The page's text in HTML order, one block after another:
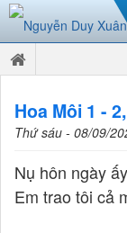
Hoa Môi 1 -
Thứ sáu - 08/09/
Nụ hôn ngày
Em trao tôi cả